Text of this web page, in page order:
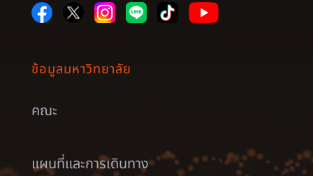
ข้อมูลมหาวิทยาลัย
คณะ
แผนที่และการเดินทาง